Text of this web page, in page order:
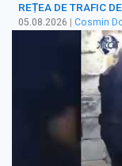
REȚEA DE TRAFIC
05.08.2026 Cosmin